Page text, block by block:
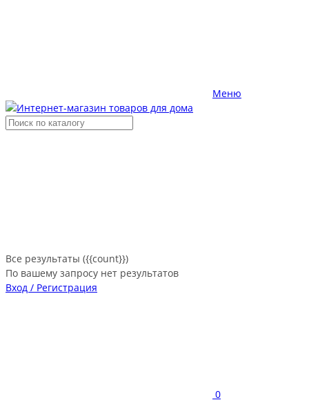
Меню
Все результаты ({{count}})
По вашему запросу нет результатов
Вход / Регистрация
0